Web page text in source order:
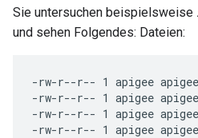
Sie untersuchen beispielsweise
und sehen Folgendes: Dateien:
-rw-r--r-- 1 apigee
-rw-r--r-- 1 apigee
-rw-r--r-- 1 apigee
-rw-r--r-- 1 apigee